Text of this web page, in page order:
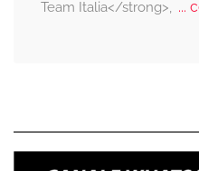
Team Italia</strong>, ...